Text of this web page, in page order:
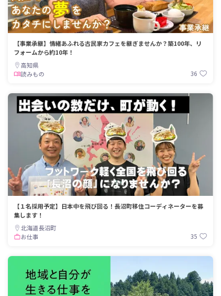
【事業承継】情緒あふれる古民家カフェを継ぎませんか？築100年、リ
フォームから約10年！
高知県
読みもの
36
【１名採用予定】日本中を飛び回る！長沼町移住コーディネーターを募
集します！
北海道長沼町
お仕事
35